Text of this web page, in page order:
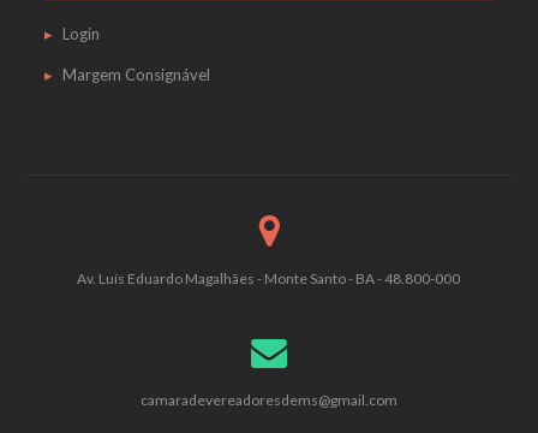
Login
Margem Consignável
Av. Luís Eduardo Magalhães - Monte Santo - BA - 48.800-000
camaradevereadoresdems@gmail.com